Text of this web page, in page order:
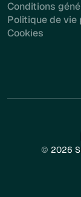
Conditions
Politique de vie
Cookies
© 2026